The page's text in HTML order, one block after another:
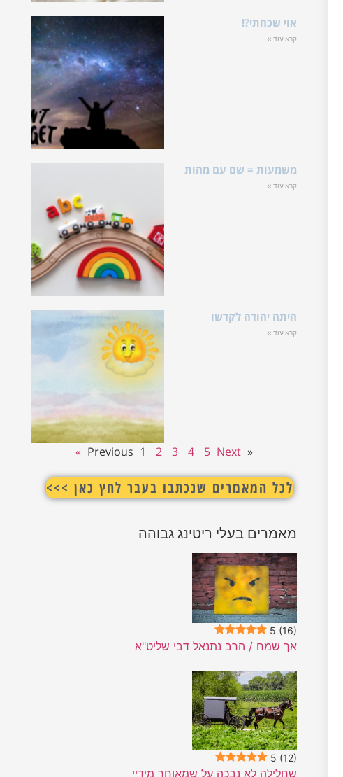
אוי שכחתי?!
קרא עוד »
משמעות = שם עם מהות
קרא עוד »
היתה יהודה לקדשו
קרא עוד »
« Previous
1 2 3 4 5 Next »
לכל המאמרים שנכתבו בעבר לחץ כאן >>>
מאמרים בעלי ריטינג גבוהה
5 (16)
אך שמח / הרב נתנאל דבי שליט"א
5 (12)
שחלילה לא נבכה על שמאוחר מידיי